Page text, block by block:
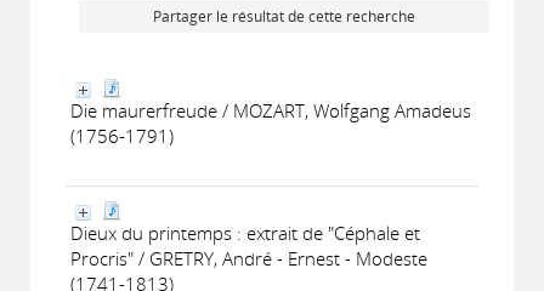
Partager le résultat de cette recherche
Die maurerfreude / MOZART, Wolfgang Amadeus
(1756-1791)
Dieux du printemps : extrait de "Céphale et
Procris" / GRETRY, André - Ernest - Modeste
(1741-1813)